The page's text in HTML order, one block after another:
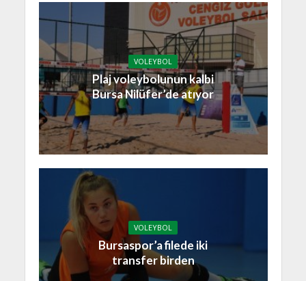
VOLEYBOL
Plaj voleybolunun kalbi
Bursa Nilüfer’de atıyor
VOLEYBOL
Bursaspor’a filede iki
transfer birden